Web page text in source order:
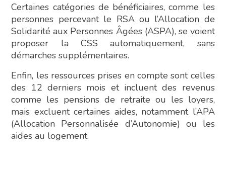
Certaines catégories de bénéficiaires, comme les
personnes percevant le RSA ou l’Allocation de
Solidarité aux Personnes Âgées (ASPA), se voient
proposer la CSS automatiquement, sans
démarches supplémentaires.
Enfin, les ressources prises en compte sont celles
des 12 derniers mois et incluent des revenus
comme les pensions de retraite ou les loyers,
mais excluent certaines aides, notamment l’APA
(Allocation Personnalisée d’Autonomie) ou les
aides au logement.